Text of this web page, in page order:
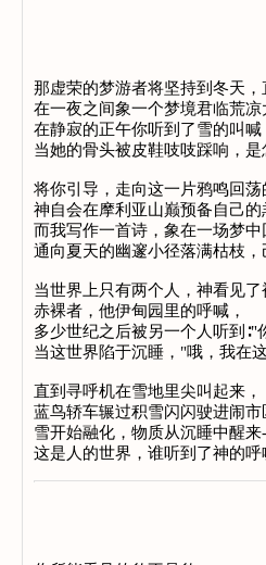
那虚荣的梦游者将坚持到冬天
在一夜之间象一个梦境君临荒凉
在静寂的正午你听到了雪的叫喊
当她的骨头被皮鞋吱吱踩响，
将你引导，走向这一片鸦鸣回荡
神自会在摩利亚山巅预备自己的
而我写作一首诗，象在一场梦中
通向夏天的幽邃小径落满枯枝，
当世界上只有两个人，神看见了
赤裸者，他伊甸园里的呼喊，
多少世纪之后被另一个人听到∶"
当这世界陷于沉睡，"哦，我在
直到寻呼机在雪地里尖叫起来，
蓝鸟轿车辗过积雪闪闪驶进闹市
雪开始融化，物质从沉睡中醒来
这是人的世界，谁听到了神的呼